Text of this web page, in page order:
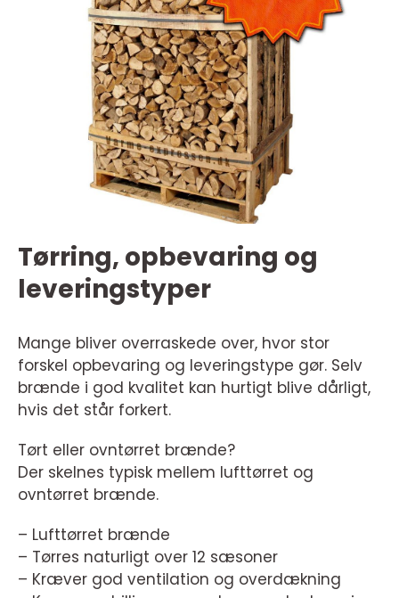
Tørring, opbevaring og
leveringstyper
Mange bliver overraskede over, hvor stor
forskel opbevaring og leveringstype gør. Selv
brænde i god kvalitet kan hurtigt blive dårligt,
hvis det står forkert.
Tørt eller ovntørret brænde?
Der skelnes typisk mellem lufttørret og
ovntørret brænde.
– Lufttørret brænde
– Tørres naturligt over 12 sæsoner
– Kræver god ventilation og overdækning